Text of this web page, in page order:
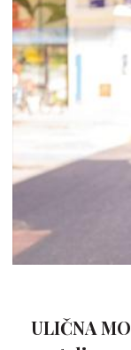
ULIČNA